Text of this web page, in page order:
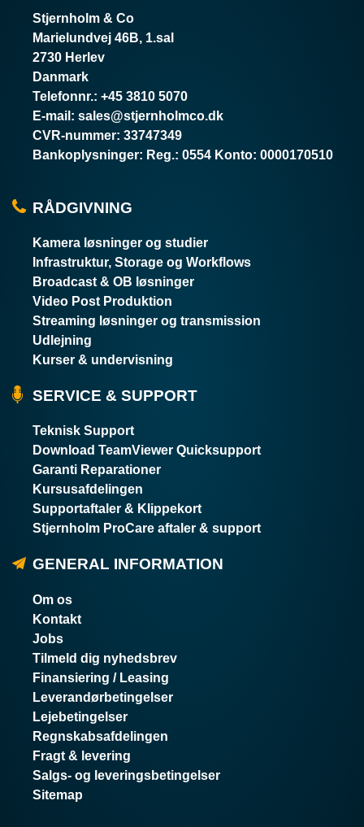
Stjernholm & Co
Marielundvej 46B, 1.sal
2730 Herlev
Danmark
Telefonnr.: +45 3810 5070
E-mail : sales@stjernholmco.dk
CVR-nummer: 33747349
Bankoplysninger: Reg.: 0554 Konto: 0000170510
RÅDGIVNING
Kamera løsninger og studier
Infrastruktur, Storage og Workflows
Broadcast & OB løsninger
Video Post Produktion
Streaming løsninger og transmission
Udlejning
Kurser & undervisning
SERVICE & SUPPORT
Teknisk Support
Download TeamViewer Quicksupport
Garanti Reparationer
Kursusafdelingen
Supportaftaler & Klippekort
Stjernholm ProCare aftaler & support
GENERAL INFORMATION
Om os
Kontakt
Jobs
Tilmeld dig nyhedsbrev
Finansiering / Leasing
Leverandørbetingelser
Lejebetingelser
Regnskabsafdelingen
Fragt & levering
Salgs- og leveringsbetingelser
Sitemap